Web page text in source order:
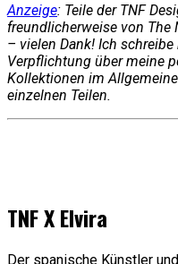
Anzeige: Teile der TNF
freundlicherweise von The
– vielen Dank! Ich
Verpflichtung über meine
Kollektionen im
einzelnen Teilen.
TNF X Elvira
Der spanische Künstler